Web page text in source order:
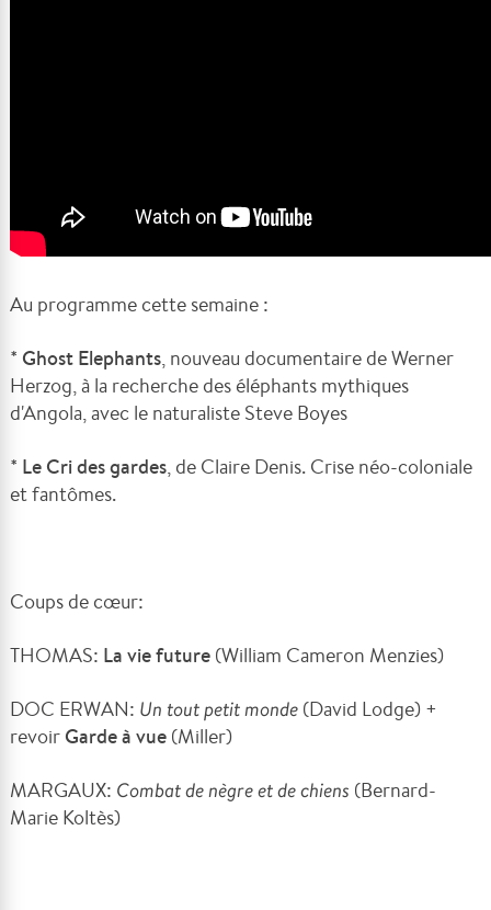
Au programme cette semaine :
* Ghost Elephants, nouveau documentaire de Werner
Herzog, à la recherche des éléphants mythiques
d'Angola, avec le naturaliste Steve Boyes
* Le Cri des gardes, de Claire Denis. Crise néo-coloniale
et fantômes.
Coups de cœur:
THOMAS: La vie future (William Cameron Menzies)
DOC ERWAN: Un tout petit monde (David Lodge) +
revoir Garde à vue (Miller)
MARGAUX: Combat de nègre et de chiens (Bernard-
Marie Koltès)